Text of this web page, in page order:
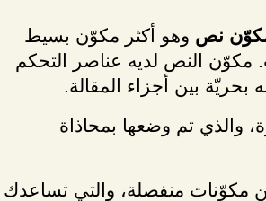
نص وهو أكثر مكوّن بسيط
مكوّن النص لديه عناصر التحكم
بحريّة بين أجزاء المقالة.
والذي تم وضعها بمحاذاة
مكوّنات منفصلة، والتي تساعدك